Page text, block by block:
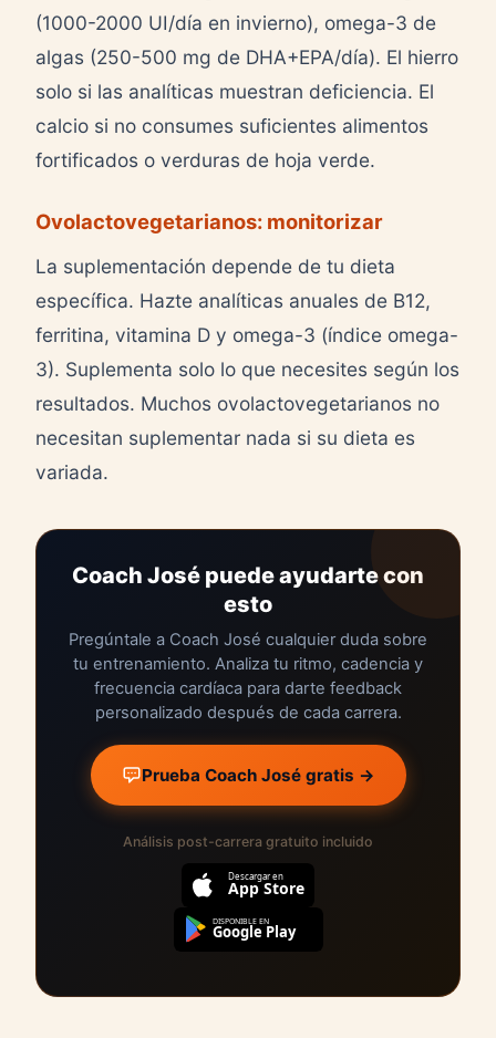
(1000-2000 UI/día en invierno), omega-3 de
algas (250-500 mg de DHA+EPA/día). El hierro
solo si las analíticas muestran deficiencia. El
calcio si no consumes suficientes alimentos
fortificados o verduras de hoja verde.
Ovolactovegetarianos: monitorizar
La suplementación depende de tu dieta
específica. Hazte analíticas anuales de B12,
ferritina, vitamina D y omega-3 (índice omega-
3). Suplementa solo lo que necesites según los
resultados. Muchos ovolactovegetarianos no
necesitan suplementar nada si su dieta es
variada.
Coach José puede ayudarte con
esto
Pregúntale a Coach José cualquier duda sobre
tu entrenamiento. Analiza tu ritmo, cadencia y
frecuencia cardíaca para darte feedback
personalizado después de cada carrera.
Prueba Coach José gratis →
Análisis post-carrera gratuito incluido
Descargar en
App Store
DISPONIBLE EN
Google Play